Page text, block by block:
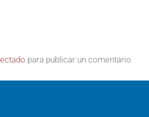
para publicar un comentario.